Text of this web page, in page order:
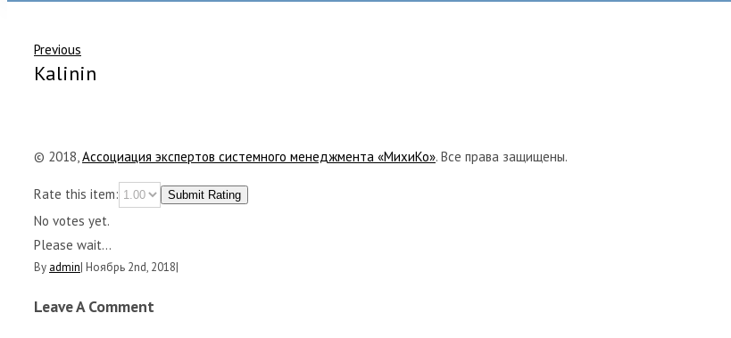
Previous
Kalinin
© 2018,Ассоциация экспертов системного менеджмента «МихиКо». Все права защищены.
Rate this item: Submit Rating
No votes yet.
Please wait...
By admin| Ноябрь 2nd, 2018|
Leave A Comment